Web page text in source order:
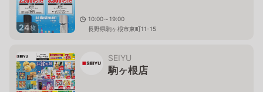
24枚
10:00～19:00
長野県駒ヶ根市東町11-15
SEIYU
駒ヶ根店